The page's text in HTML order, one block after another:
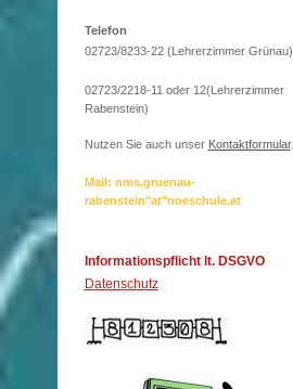
Telefon
02723/8233-22 (Lehrerzimmer Grünau)
02723/2218-11 oder 12(Lehrerzimmer
Rabenstein)
Nutzen Sie auch unser Kontaktformular.
Mail: nms.gruenau-
rabenstein"at"noeschule.at
Informationspflicht lt. DSGVO
Datenschutz